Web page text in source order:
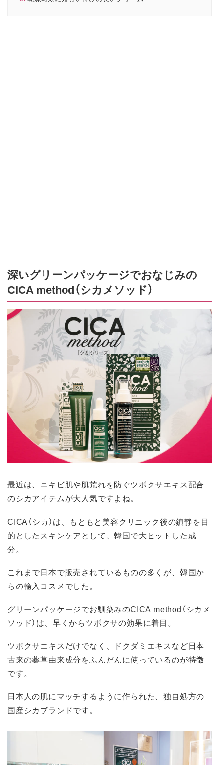
深いグリーンパッケージでおなじみの
CICA method（シカメソッド）
最近は、ニキビ肌や肌荒れを防ぐツボクサエキス配合
のシカアイテムが大人気ですよね。
CICA（シカ）は、もともと美容クリニック後の鎮静を目
的としたスキンケアとして、韓国で大ヒットした成
分。
これまで日本で販売されているものの多くが、韓国か
らの輸入コスメでした。
グリーンパッケージでお馴染みのCICA method（シカメ
ソッド）は、早くからツボクサの効果に着目。
ツボクサエキスだけでなく、ドクダミエキスなど日本
古来の薬草由来成分をふんだんに使っているのが特徴
です。
日本人の肌にマッチするように作られた、独自処方の
国産シカブランドです。